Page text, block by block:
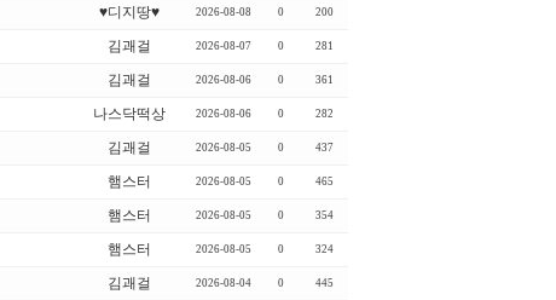
♥디지땅♥ 2026-08-08 0 200
김괘걸 2026-08-07 0 281
김괘걸 2026-08-06 0 361
나스닥떡상 2026-08-06 0 282
김괘걸 2026-08-05 0 437
햄스터 2026-08-05 0 465
햄스터 2026-08-05 0 354
햄스터 2026-08-05 0 324
김괘걸 2026-08-04 0 445